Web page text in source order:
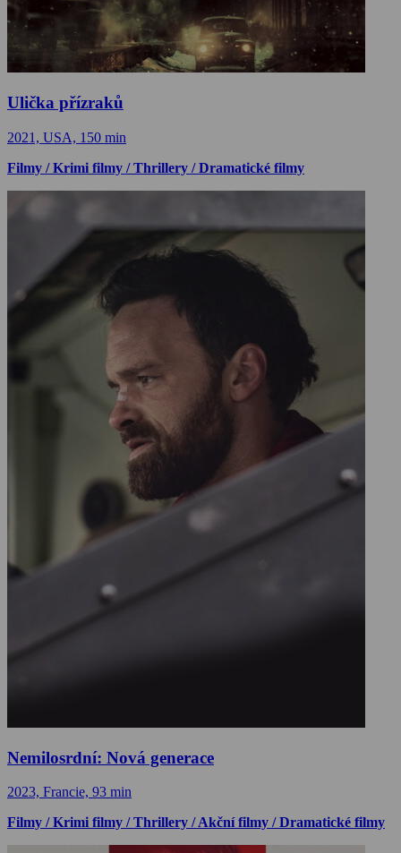
Ulička přízraků
2021, USA, 150 min
Filmy / Krimi filmy / Thrillery / Dramatické filmy
Nemilosrdní: Nová generace
2023, Francie, 93 min
Filmy / Krimi filmy / Thrillery / Akční filmy / Dramatické filmy